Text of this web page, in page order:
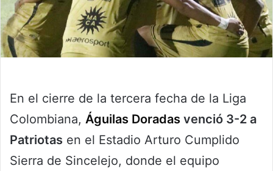
En el cierre de la tercera fecha de la Liga
Colombiana, Águilas Doradas venció 3-2 a
Patriotas en el Estadio Arturo Cumplido
Sierra de Sincelejo, donde el equipo